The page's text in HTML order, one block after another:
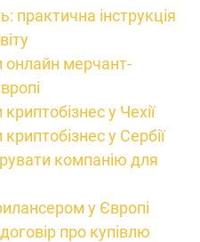
практична інструкція
онлайн мерчант-
у Чехії
у Сербії
компанію для
у Європі
про купівлю